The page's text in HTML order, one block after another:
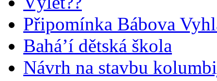
Připomínka Bábova
Bahá’í dětská škola
Návrh na stavbu